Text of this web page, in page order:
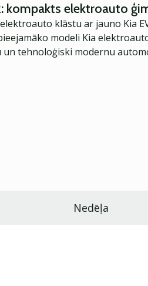
kompakts elektroauto
klāstu ar jauno Kia
modeli Kia
tehnoloģiski modernu
Nedēļa